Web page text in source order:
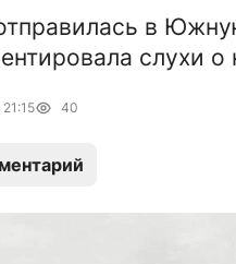
в
слухи
40